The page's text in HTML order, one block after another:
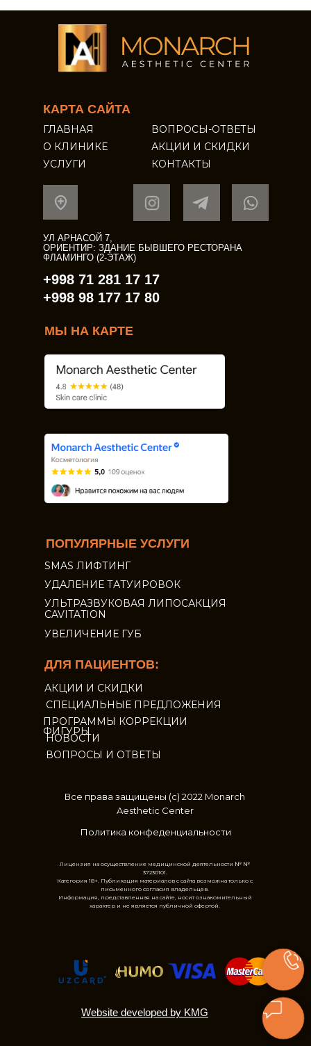
ГЛАВНАЯ
+998 71 281 17 17
+998 98 177 17 80
УЛ АРНАСОЙ 7,
ОРИЕНТИР: ЗДАНИЕ БЫВШЕГО РЕСТОРАНА
ФЛАМИНГО (2-ЭТАЖ)
ПОПУЛЯРНЫЕ УСЛУГИ
ДЛЯ ПАЦИЕНТОВ:
МЫ НА КАРТЕ
КАРТА САЙТА
О КЛИНИКЕ
УСЛУГИ
Все права защищены (с) 2022 Monarch
Aesthetic Center
Лицензия на осуществление медицинской деятельности № №
37230101.
Категория 18+. Публикация материалов с сайта возможна только с
письменного согласия владельцев.
Информация, представленная на сайте, носит ознакомительный
характер и не является публичной офертой.
Политика конфеденциальности
ВОПРОСЫ-ОТВЕТЫ
АКЦИИ И СКИДКИ
КОНТАКТЫ
АКЦИИ И СКИДКИ
СПЕЦИАЛЬНЫЕ ПРЕДЛОЖЕНИЯ
ПРОГРАММЫ КОРРЕКЦИИ
ФИГУРЫ
НОВОСТИ
ВОПРОСЫ И ОТВЕТЫ
Website developed by KMG
SMAS ЛИФТИНГ
УДАЛЕНИЕ ТАТУИРОВОК
УЛЬТРАЗВУКОВАЯ ЛИПОСАКЦИЯ
CAVITATION
УВЕЛИЧЕНИЕ ГУБ